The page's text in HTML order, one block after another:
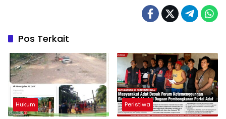
Pos Terkait
Hukum Peristiwa